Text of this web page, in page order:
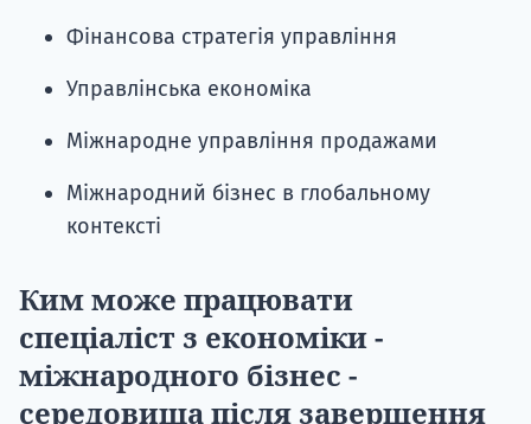
Фінансова стратегія управління
Управлінська економіка
Міжнародне управління продажами
Міжнародний бізнес в глобальному
контексті
Ким може працювати
спеціаліст з економіки -
міжнародного бізнес -
середовища після завершення